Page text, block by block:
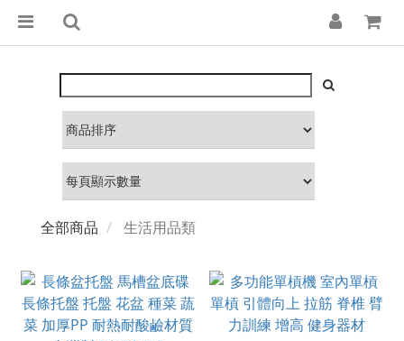
全部商品 生活用品類